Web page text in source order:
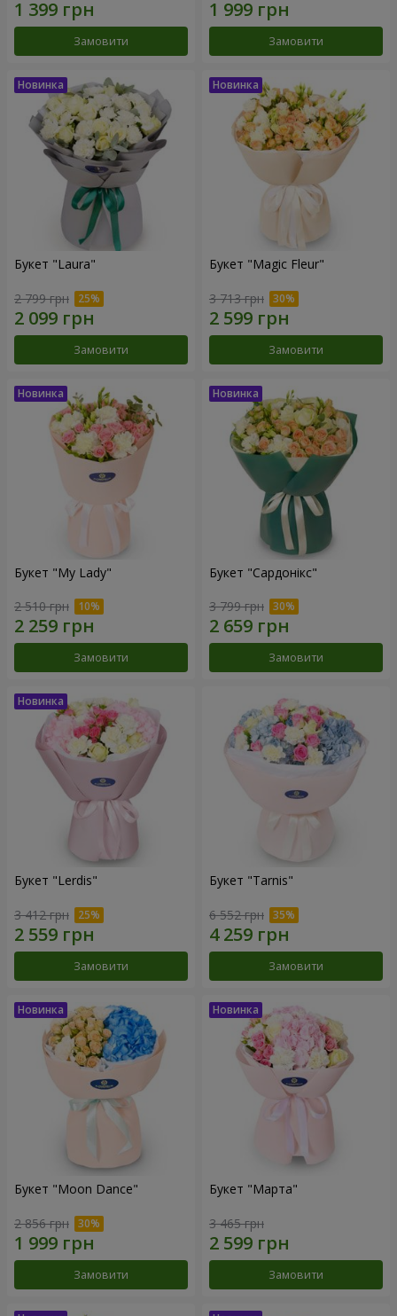
Замовити Замовити
Букет "Laura"
2 799 грн
Замовити
Букет "Magic Fleur"
3 713 грн
Замовити
Букет "My Lady"
2 510 грн
Замовити
Букет "Сардонікс"
3 799 грн
Замовити
Букет "Lerdis"
3 412 грн
Замовити
Букет "Tarnis"
6 552 грн
Замовити
Букет "Moon Dance"
2 856 грн
Замовити
Букет "Марта"
3 465 грн
Замовити